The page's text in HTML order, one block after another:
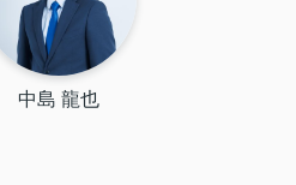
中島 龍也